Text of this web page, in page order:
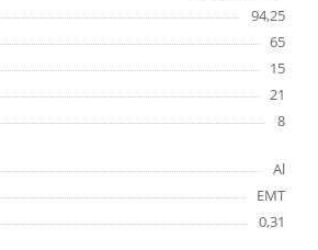
94,25
65
15
21
8
Al
EMT
0,31